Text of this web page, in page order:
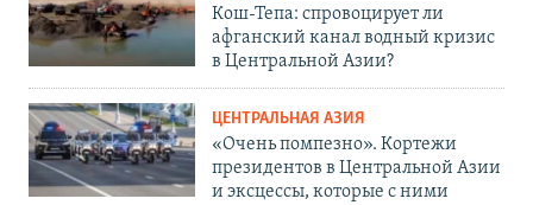
Кош-Тепа: спровоцирует ли
афганский канал водный кризис
в Центральной Азии?
ЦЕНТРАЛЬНАЯ АЗИЯ
«Очень помпезно». Кортежи
президентов в Центральной Азии
и эксцессы, которые с ними